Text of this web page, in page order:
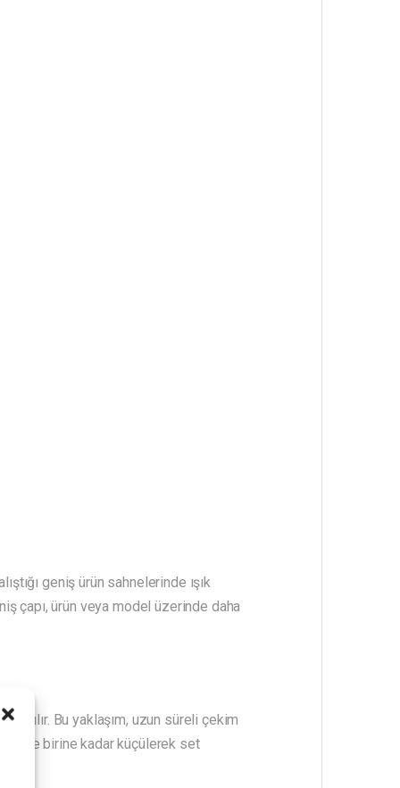
geniş ürün sahnelerinde ışık
çapı, ürün veya model üzerinde daha
Bu yaklaşım, uzun süreli çekim
üçte birine kadar küçülerek set